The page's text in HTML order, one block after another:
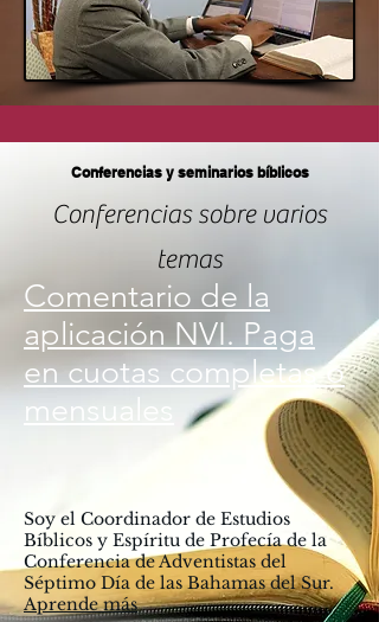
Conferencias y seminarios bíblicos
Conferencias sobre varios
temas
Comentario de la
aplicación NVI. Paga
en cuotas completas o
mensuales
Soy el Coordinador de Estudios
Bíblicos y Espíritu de Profecía de la
Conferencia de Adventistas del
Séptimo Día de las Bahamas del Sur.
Aprende más